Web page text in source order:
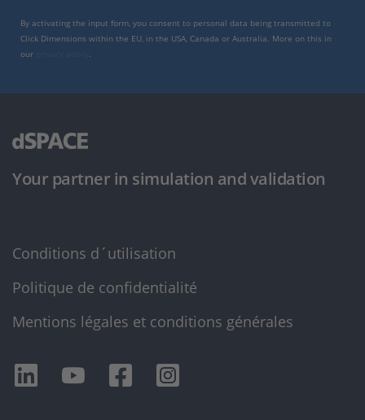
By activating the input form, you consent to personal data being transmitted to
Click Dimensions within the EU, in the USA, Canada or Australia. More on this in
our
Your partner in simulation and validation
Conditions d´utilisation
Politique de confidentialité
Mentions légales et conditions générales